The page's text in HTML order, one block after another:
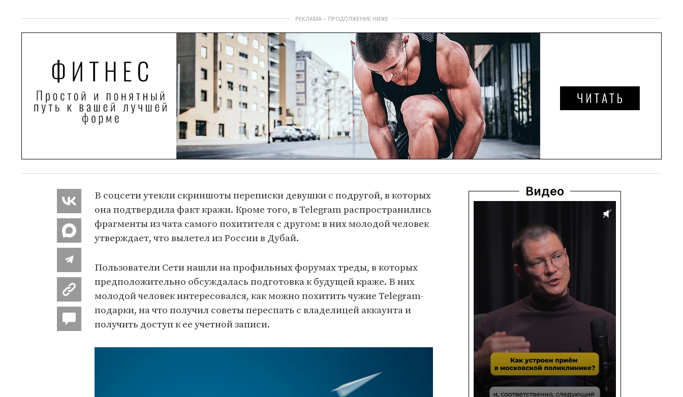
РЕКЛАМА – ПРОДОЛЖЕНИЕ НИЖЕ
В соцсети утекли скриншоты переписки девушки с подругой, в которых
она подтвердила факт кражи. Кроме того, в Telegram распространились
фрагменты из чата самого похитителя с другом: в них молодой человек
утверждает, что вылетел из России в Дубай.
Пользователи Сети нашли на профильных форумах треды, в которых
предположительно обсуждалась подготовка к будущей краже. В них
молодой человек интересовался, как можно похитить чужие Telegram-
подарки, на что получил советы переспать с владелицей аккаунта и
получить доступ к ее учетной записи.